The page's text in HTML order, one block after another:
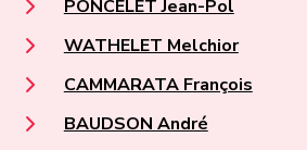
PONCELET Jean-Pol
WATHELET Melchior
CAMMARATA François
BAUDSON André